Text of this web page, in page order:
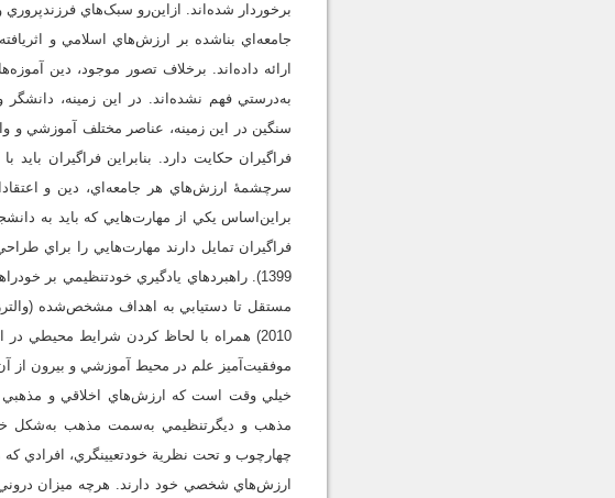
برخوردار شده‌اند. ازاين‌رو سبک‌هاي
ارائه داده‌اند. برخلاف تصور موجود، دين
سنگين در اين زمينه، عناصر مختلف آموزشي و
فراگيران حکايت دارد. بنابراين فراگيران
سرچشمۀ ارزش‌هاي هر جامعه‌اي، دين و
فراگيران تمايل دارند مهارت‌هايي را براي
موفقيت‌آميز علم در محيط آموزشي و بيرون از آن
خيلي وقت است که ارزش‌هاي اخلاقي و مذهبي
چهارچوب و تحت نظرية خودتعيينگري، افرادي که
ارزش‌هاي شخصي خود دارند. هرچه ميزان